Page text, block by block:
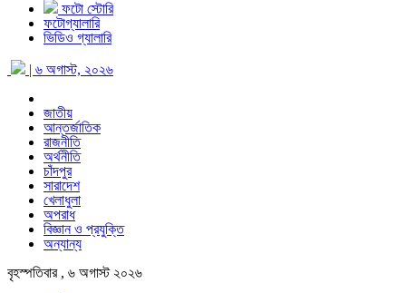
ফটো স্টোরি
ফটোগ্যালারি
ভিডিও গ্যালারি
| ৬ অগাস্ট, ২০২৬
জাতীয়
আন্তর্জাতিক
রাজনীতি
অর্থনীতি
চাঁদপুর
সারাদেশ
খেলাধুলা
অপরাধ
বিজ্ঞান ও প্রযুক্তি
অন্যান্য
বৃহস্পতিবার , ৬ অগাস্ট ২০২৬